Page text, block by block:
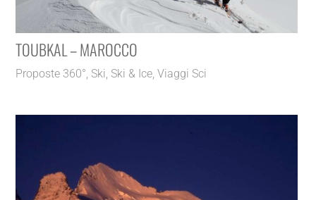
TOUBKAL – MAROCCO
Proposte 360°,Ski,Ski & Ice,Viaggi Sci